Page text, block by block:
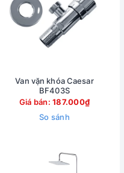
Van vặn khóa Caesar
BF403S
Giá bán:187.000₫
So sánh